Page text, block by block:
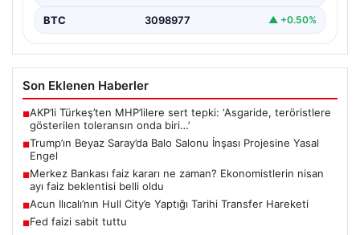
BTC 3098977 ▲ +0.50%
Son Eklenen Haberler
■AKP’li Türkeş’ten MHP’lilere sert tepki: ‘Asgaride, teröristlere
gösterilen toleransın onda biri…’
■Trump’ın Beyaz Saray’da Balo Salonu İnşası Projesine Yasal
Engel
■Merkez Bankası faiz kararı ne zaman? Ekonomistlerin nisan
ayı faiz beklentisi belli oldu
■Acun Ilıcalı’nın Hull City’e Yaptığı Tarihi Transfer Hareketi
■Fed faizi sabit tuttu